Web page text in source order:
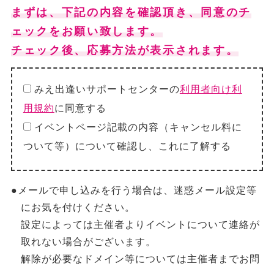
まずは、下記の内容を確認頂き、同意のチ
ェックをお願い致します。
チェック後、応募方法が表示されます。
みえ出逢いサポートセンターの利用者向け利
用規約に同意する
イベントページ記載の内容（キャンセル料に
ついて等）について確認し、これに了解する
●メールで申し込みを行う場合は、迷惑メール設定等
にお気を付けください。
設定によっては主催者よりイベントについて連絡が
取れない場合がございます。
解除が必要なドメイン等については主催者までお問